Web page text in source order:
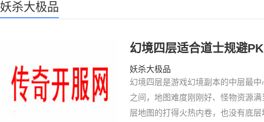
妖杀大极品
幻境四层适合道士规避
妖杀大极品
幻境四层是游戏幻境副本的中层最
之间，地图难度刚刚好、怪物资源
层地图的打得火热内卷，也没有底